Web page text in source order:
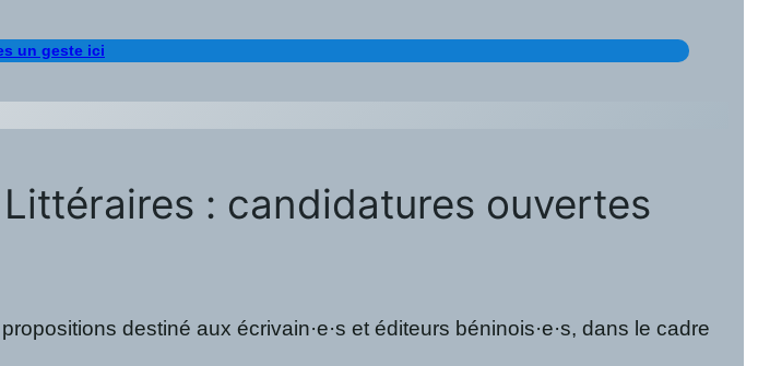
un geste ici
: candidatures ouvertes
destiné aux écrivain·e·s et éditeurs béninois·e·s, dans le cadre